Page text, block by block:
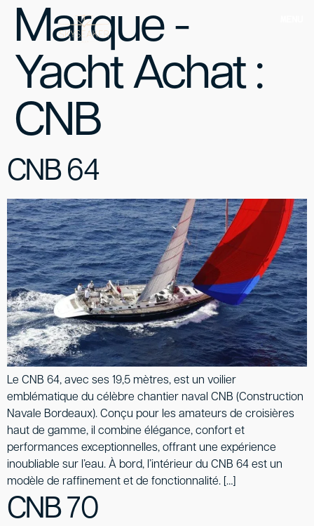
Marque -
Yacht Achat :
CNB
CNB 64
Le CNB 64, avec ses 19,5 mètres, est un voilier
emblématique du célèbre chantier naval CNB (Construction
Navale Bordeaux). Conçu pour les amateurs de croisières
haut de gamme, il combine élégance, confort et
performances exceptionnelles, offrant une expérience
inoubliable sur l’eau. À bord, l’intérieur du CNB 64 est un
modèle de raffinement et de fonctionnalité. […]
CNB 70